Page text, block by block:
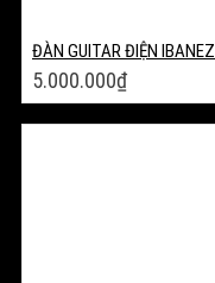
ĐÀN GUITAR ĐIỆN
5.000.000₫